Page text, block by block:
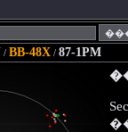
/ BB-48X / 87-1PM